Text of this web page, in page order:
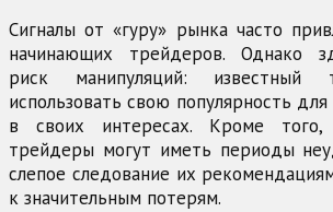
Сигналы от «гуру» рынка часто
начинающих трейдеров. Однако
риск манипуляций: известный
использовать свою популярность
в своих интересах. Кроме
трейдеры могут иметь периоды
слепое следование их
к значительным потерям.